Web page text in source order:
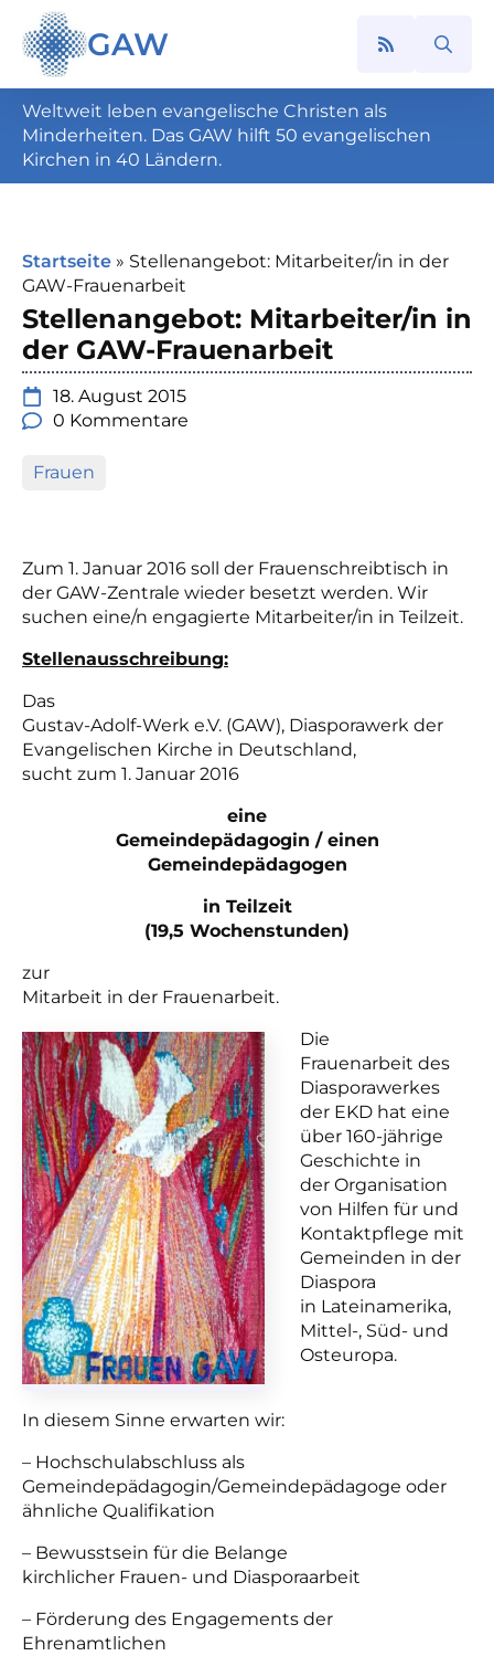
GAW
Search
Weltweit leben evangelische Christen als
Minderheiten. Das GAW hilft 50 evangelischen
Kirchen in 40 Ländern.
Startseite » Stellenangebot: Mitarbeiter/in in der
GAW-Frauenarbeit
Stellenangebot: Mitarbeiter/in in
der GAW-Frauenarbeit
18. August 2015
0 Kommentare
Frauen
Zum 1. Januar 2016 soll der Frauenschreibtisch in
der GAW-Zentrale wieder besetzt werden. Wir
suchen eine/n engagierte Mitarbeiter/in in Teilzeit.
Stellenausschreibung:
Das
Gustav-Adolf-Werk e.V. (GAW), Diasporawerk der
Evangelischen Kirche in Deutschland,
sucht zum 1. Januar 2016
eine
Gemeindepädagogin / einen
Gemeindepädagogen
in Teilzeit
(19,5 Wochenstunden)
zur
Mitarbeit in der Frauenarbeit.
Die
Frauenarbeit des
Diasporawerkes
der EKD hat eine
über 160-jährige
Geschichte in
der Organisation
von Hilfen für und
Kontaktpflege mit
Gemeinden in der
Diaspora
in Lateinamerika,
Mittel-, Süd- und
Osteuropa.
In diesem Sinne erwarten wir:
– Hochschulabschluss als
Gemeindepädagogin/Gemeindepädagoge oder
ähnliche Qualifikation
– Bewusstsein für die Belange
kirchlicher Frauen- und Diasporaarbeit
– Förderung des Engagements der
Ehrenamtlichen